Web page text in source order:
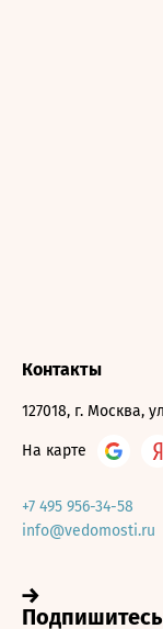
Контакты
127018, г. Москва,
На карте
+7 495 956-34-58
info@vedomosti.ru